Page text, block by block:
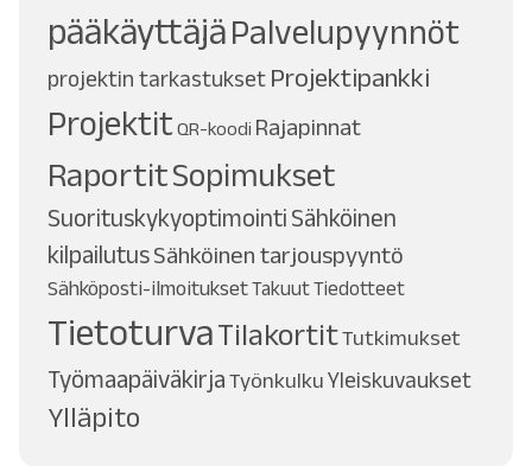
pääkäyttäjäPalvelupyynnöt
projektin tarkastukset Projektipankki
Projektit QR-koodi Rajapinnat
RaportitSopimukset
Suorituskykyoptimointi Sähköinen
kilpailutusSähköinen tarjouspyyntö
Sähköposti-ilmoituksetTakuutTiedotteet
TietoturvaTilakortitTutkimukset
TyömaapäiväkirjaTyönkulkuYleiskuvaukset
Ylläpito